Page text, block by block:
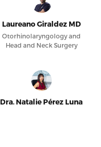
Laureano Giraldez MD
Otorhinolaryngology and
Head and Neck Surgery
Dra. Natalie Pérez Luna